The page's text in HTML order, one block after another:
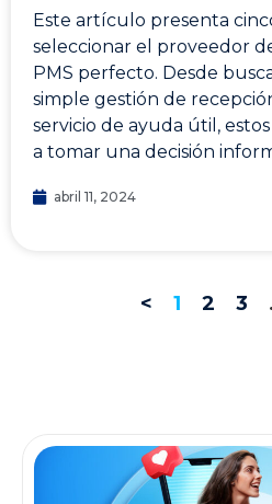
Este artículo presenta
seleccionar el proveedor
PMS perfecto. Desde
simple gestión de
servicio de ayuda útil,
a tomar una decisión
abril 11, 2024
< 1 2 3